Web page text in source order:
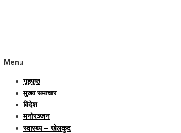
Menu
गृहपृष्ठ
मुख्य समाचार
विदेश
मनोरञ्जन
स्वास्थ्य – खेलकुद